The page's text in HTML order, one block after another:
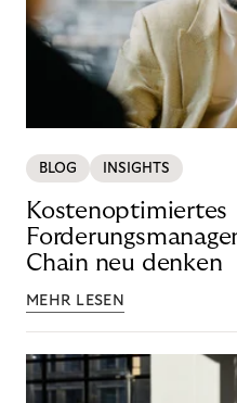
BLOG INSIGHTS
Kostenoptimiertes
Chain neu denken
MEHR LESEN